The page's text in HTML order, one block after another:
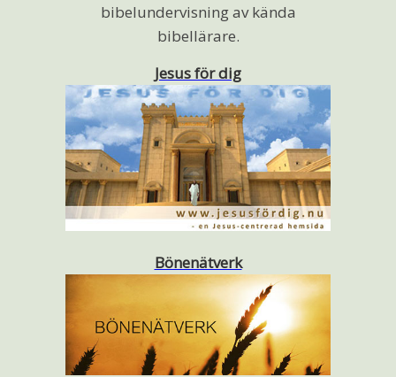
bibelundervisning av kända
bibellärare.
Jesus för dig
Bönenätverk